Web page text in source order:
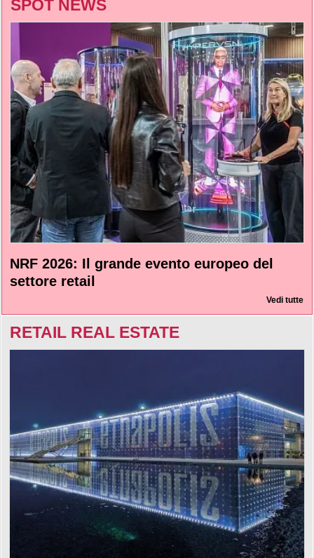
SPOT NEWS
NRF 2026: Il grande evento europeo del
settore retail
Vedi tutte
RETAIL REAL ESTATE